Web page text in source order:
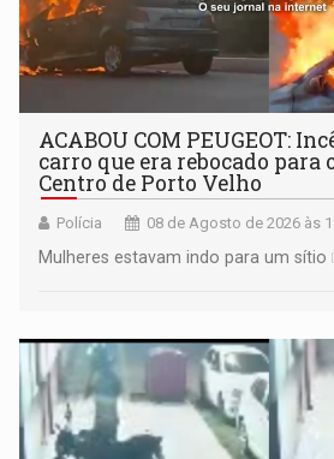
ACABOU COM PEUGEOT:
carro que era rebocado para
Centro de Porto Velho
Polícia 08 de Agosto de 2026 às
Mulheres estavam indo para um sítio